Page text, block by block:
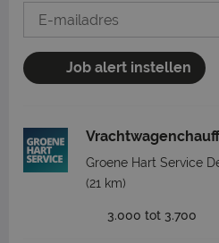
Job alert instellen
Groene Hart Service
(21 km)
3.000 tot 3.700